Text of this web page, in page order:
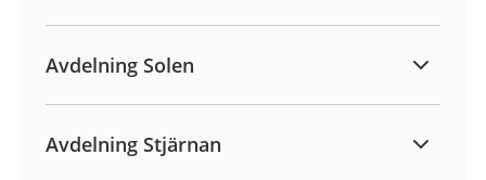
Avdelning Solen
Avdelning Stjärnan